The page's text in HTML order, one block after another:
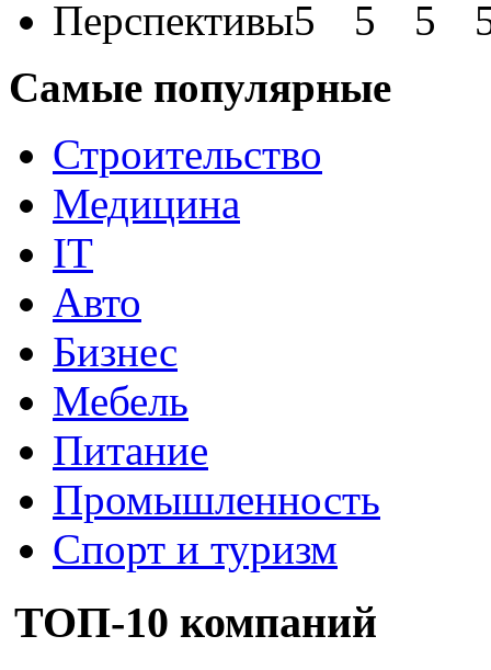
Перспективы
Самые популярные
Строительство
Медицина
IT
Авто
Бизнес
Мебель
Питание
Промышленность
Спорт и туризм
ТОП-10 компаний